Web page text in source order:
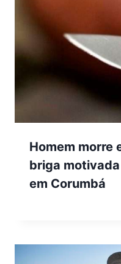
Homem morre
briga
em Corumbá